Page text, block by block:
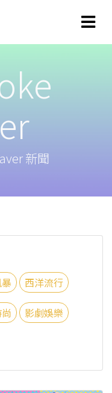
新聞
西洋流行
影劇娛樂